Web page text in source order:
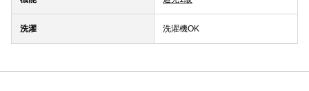
洗濯 洗濯機OK